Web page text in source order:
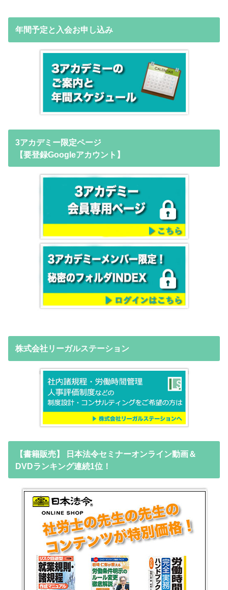
年間予定と入会お申し込み
3アカデミー限定ページ
【要登録Googleアカウント】
株式会社リーガルステーション
【書籍販売】 日本法令セミナーオンライン動画＆
DVDランキング連続1位！